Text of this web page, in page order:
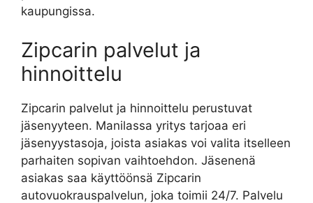
kaupungissa.
Zipcarin palvelut ja
hinnoittelu
Zipcarin palvelut ja hinnoittelu perustuvat
jäsenyyteen. Manilassa yritys tarjoaa eri
jäsenyystasoja, joista asiakas voi valita itselleen
parhaiten sopivan vaihtoehdon. Jäsenenä
asiakas saa käyttöönsä Zipcarin
autovuokrauspalvelun, joka toimii 24/7. Palvelu